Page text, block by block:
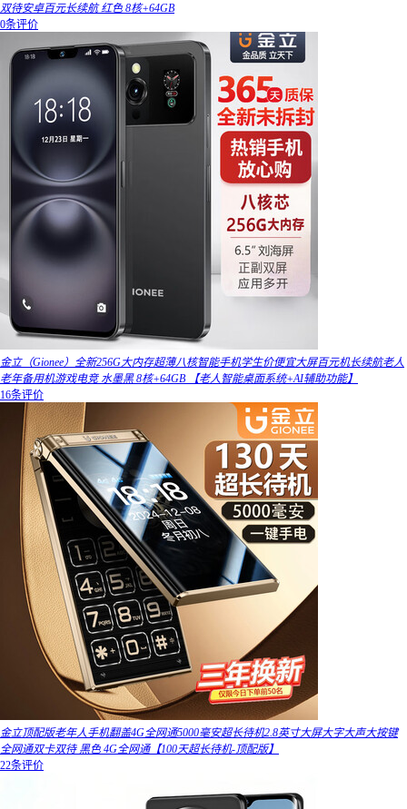
双待安卓百元长续航 红色 8核+64GB
0条评价
金立（Gionee）全新256G大内存超薄八核智能手机学生价便宜大屏百元机长续航老人
老年备用机游戏电竞 水墨黑 8核+64GB 【老人智能桌面系统+AI辅助功能】
16条评价
金立顶配版老年人手机翻盖4G全网通5000毫安超长待机2.8英寸大屏大字大声大按键
全网通双卡双待 黑色 4G全网通【100天超长待机-顶配版】
22条评价